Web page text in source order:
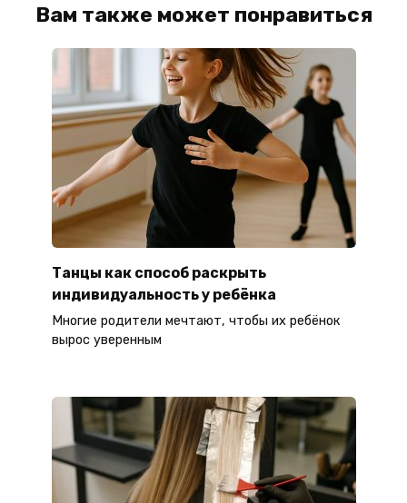
Вам также может понравиться
Танцы как способ раскрыть
индивидуальность у ребёнка
Многие родители мечтают, чтобы их ребёнок
вырос уверенным